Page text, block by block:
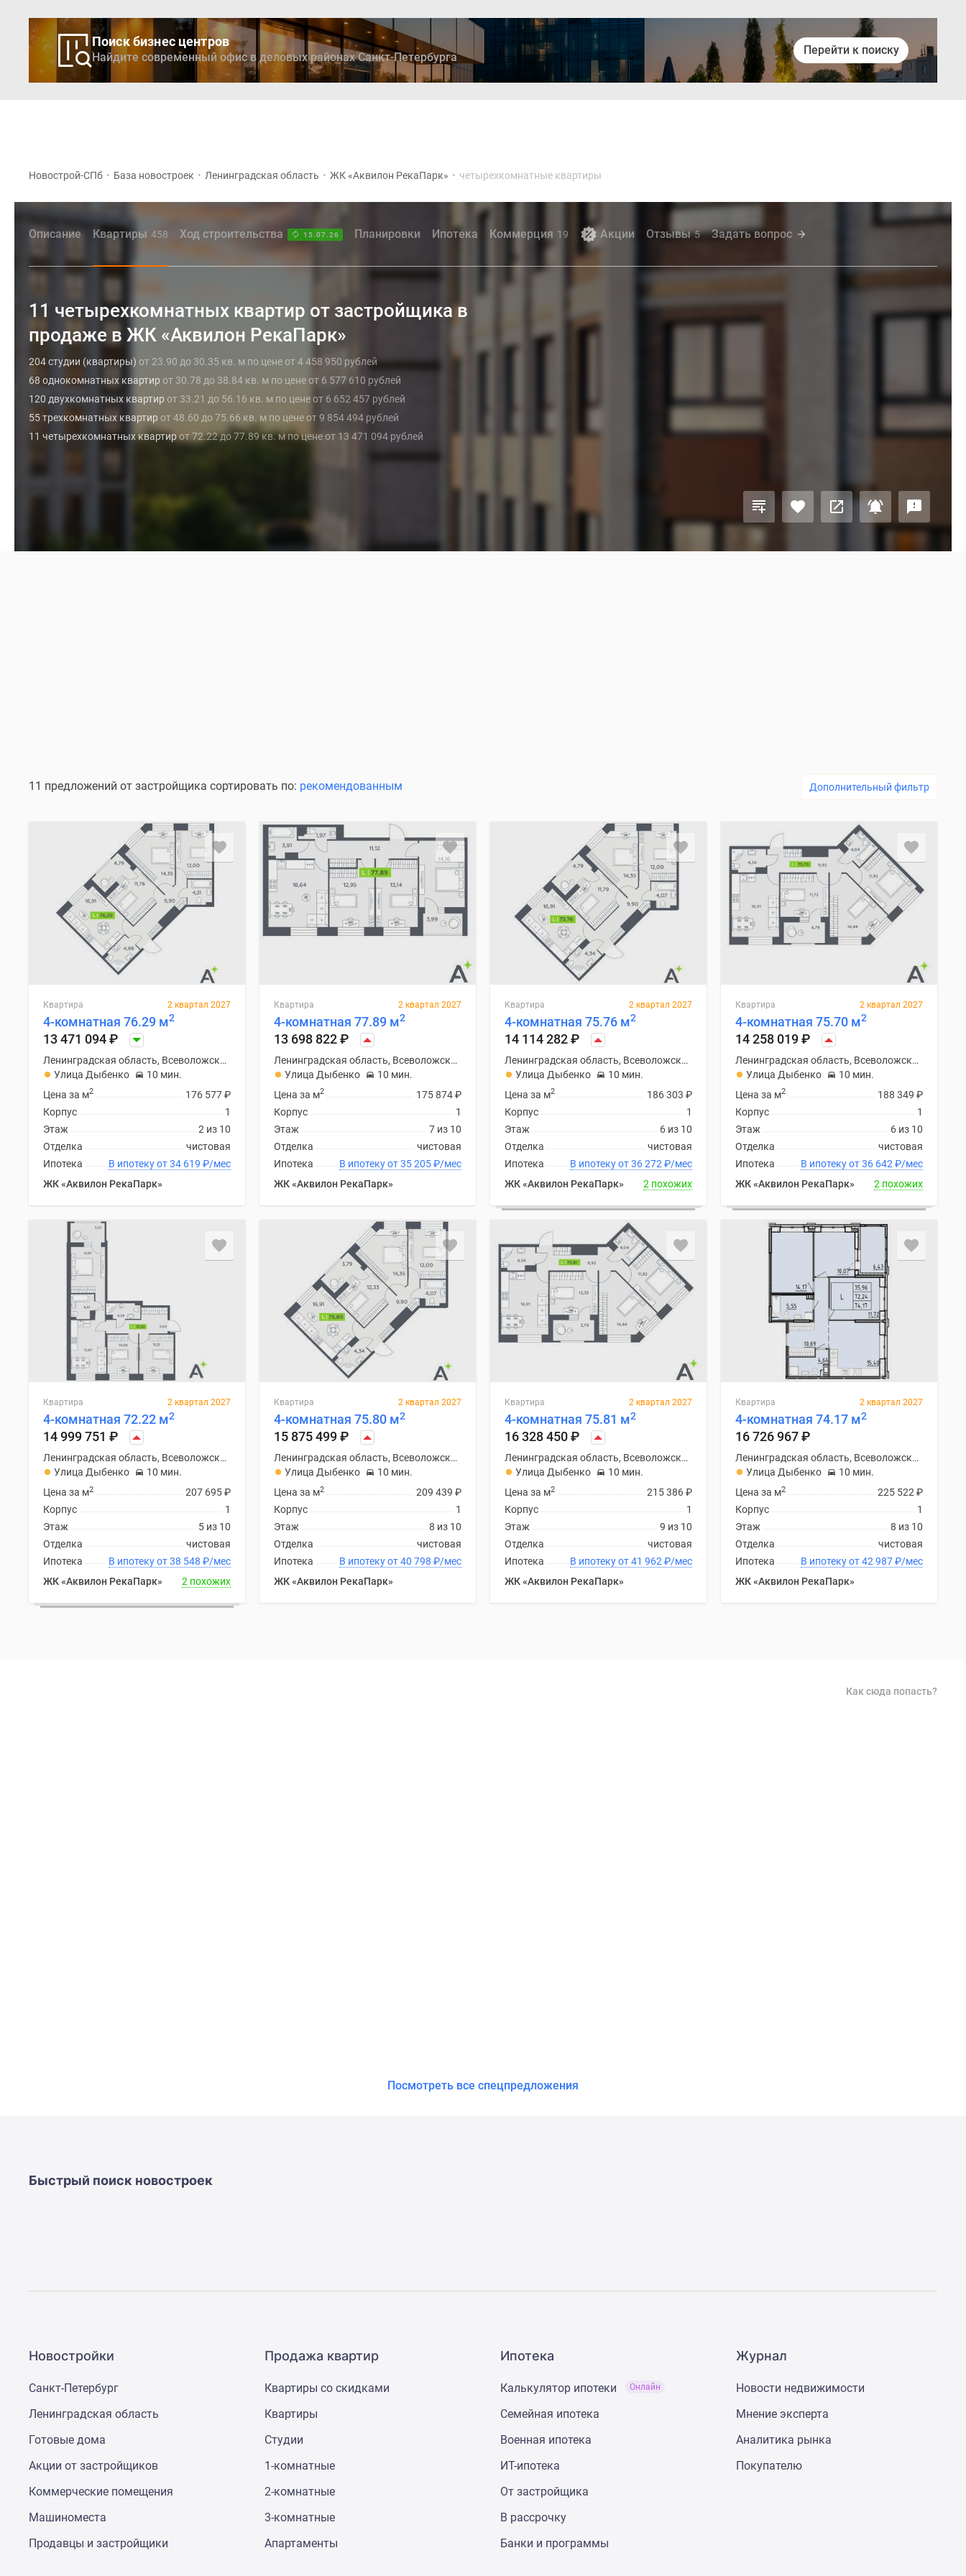
Поиск бизнес центров
Найдите современный офис в деловых районах Санкт-Петербурга
Перейти к поиску
Новострой-СПб • База новостроек • Ленинградская область • ЖК «Аквилон РекаПарк» • четырехкомнатные квартиры
Описание Квартиры 458 Ход строительства 15.07.26 Планировки Ипотека Коммерция 19 Акции Отзывы 5 Задать вопрос
11 четырехкомнатных квартир от застройщика в
продаже в ЖК «Аквилон РекаПарк»
204 студии (квартиры) от 23.90 до 30.35 кв. м по цене от 4 458 950 рублей
68 однокомнатных квартир от 30.78 до 38.84 кв. м по цене от 6 577 610 рублей
120 двухкомнатных квартир от 33.21 до 56.16 кв. м по цене от 6 652 457 рублей
55 трехкомнатных квартир от 48.60 до 75.66 кв. м по цене от 9 854 494 рублей
11 четырехкомнатных квартирот 72.22 до 77.89 кв. м по цене от 13 471 094 рублей
11 предложений от застройщика сортировать по: рекомендованным Дополнительный фильтр
Квартира 2 квартал 2027
4-комнатная 76.29 м2
13 471 094₽
Ленинградская область, Всеволожский район
Улица Дыбенко
10 мин.
176 577₽
Цена за м2
1
Корпус
2 из 10
Этаж
чистовая
Отделка
В ипотеку от 34 619 ₽/мес
Ипотека
ЖК «Аквилон РекаПарк»
Квартира 2 квартал 2027
4-комнатная 77.89 м2
13 698 822₽
Ленинградская область, Всеволожский район
Улица Дыбенко
10 мин.
175 874₽
Цена за м2
1
Корпус
7 из 10
Этаж
чистовая
Отделка
В ипотеку от 35 205₽/мес
Ипотека
ЖК «Аквилон РекаПарк»
Квартира 2 квартал 2027
4-комнатная 75.76 м2
14 114 282₽
Ленинградская область, Всеволожский район
Улица Дыбенко
10 мин.
186 303 ₽
Цена за м2
1
Корпус
6 из 10
Этаж
чистовая
Отделка
В ипотеку от 36 272 ₽/мес
Ипотека
ЖК «Аквилон РекаПарк»
2 похожих
Квартира 2 квартал 2027
4-комнатная 75.70 м2
14 258 019₽
Ленинградская область, Всеволожский район
Улица Дыбенко
10 мин.
188 349 ₽
Цена за м2
1
Корпус
6 из 10
Этаж
чистовая
Отделка
В ипотеку от 36 642 ₽/мес
Ипотека
ЖК «Аквилон РекаПарк»
2 похожих
Квартира 2 квартал 2027
4-комнатная 72.22 м2
14 999 751 ₽
Ленинградская область, Всеволожский район
Улица Дыбенко
10 мин.
207 695₽
Цена за м2
1
Корпус
5 из 10
Этаж
чистовая
Отделка
В ипотеку от 38 548 ₽/мес
Ипотека
ЖК «Аквилон РекаПарк»
2 похожих
Квартира 2 квартал 2027
4-комнатная 75.80 м2
15 875 499₽
Ленинградская область, Всеволожский район
Улица Дыбенко
10 мин.
209 439 ₽
Цена за м2
1
Корпус
8 из 10
Этаж
чистовая
Отделка
В ипотеку от 40 798 ₽/мес
Ипотека
ЖК «Аквилон РекаПарк»
Квартира 2 квартал 2027
4-комнатная 75.81 м2
16 328 450₽
Ленинградская область, Всеволожский район
Улица Дыбенко
10 мин.
215 386₽
Цена за м2
1
Корпус
9 из 10
Этаж
чистовая
Отделка
В ипотеку от 41 962₽/мес
Ипотека
ЖК «Аквилон РекаПарк»
Квартира 2 квартал 2027
4-комнатная 74.17 м2
16 726 967₽
Ленинградская область, Всеволожский район
Улица Дыбенко
10 мин.
225 522₽
Цена за м2
1
Корпус
8 из 10
Этаж
чистовая
Отделка
В ипотеку от 42 987₽/мес
Ипотека
ЖК «Аквилон РекаПарк»
Как сюда попасть?
Посмотреть все спецпредложения
Быстрый поиск новостроек
Новостройки
Санкт-Петербург
Ленинградская область
Готовые дома
Акции от застройщиков
Коммерческие помещения
Машиноместа
Продавцы и застройщики
Продажа квартир
Квартиры со скидками
Квартиры
Студии
1-комнатные
2-комнатные
3-комнатные
Апартаменты
Ипотека
Калькулятор ипотеки Онлайн
Семейная ипотека
Военная ипотека
ИТ-ипотека
От застройщика
В рассрочку
Банки и программы
Журнал
Новости недвижимости
Мнение эксперта
Аналитика рынка
Покупателю